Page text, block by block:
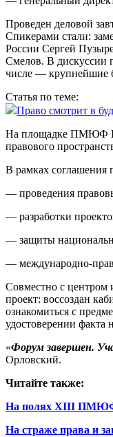
Проведен деловой
Спикерами стали:
России Сергей
Смелов. В дискуссии
числе — крупнейшие
Статья по теме:
Право смотрит в
На площадке ПМЮФ
правового
В рамках соглашения
— проведения
— разработки
— защиты
— международно-
Совместно с центром
проект: воссоздан
ознакомиться с
удостоверении
«Форум завершен.
Орловский.
Читайте также:
На полях XIII ПМЮФ
На страже права и